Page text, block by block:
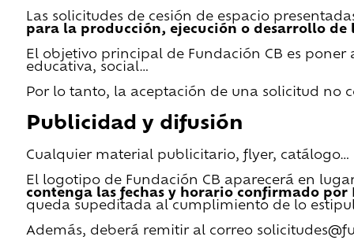
Las solicitudes de cesión de espacio
para la producción, ejecución o desarrollo de
El objetivo principal de Fundación CB es
educativa, social…
Por lo tanto, la aceptación de una solicitud no
Publicidad y difusión
Cualquier material publicitario, flyer, catálogo…
El logotipo de Fundación CB aparecerá en
contenga las fechas y horario confirmado por
queda supeditada al cumplimiento de lo
Además, deberá remitir al correo